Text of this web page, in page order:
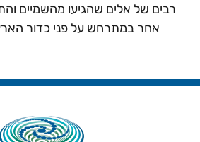
רבים של אלים שהגיעו מהשמיים
אחר במתרחש על פני כדור